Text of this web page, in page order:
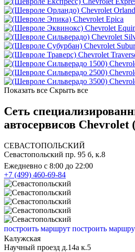
Chevrolet
Chevrolet Epica
Chevrolet
Chevrolet
Chevrolet
Chevrolet
Показать все Скрыть все
Сеть
автосервисов
СЕВАСТОПОЛЬСКИЙ
Севастопольский пр. 95 б, к.8
Ежедневно с 8:00 до 22:00
+7 (499) 460-69-84
построить маршрут построить
Калужская
Научный проезд д.14а к.5